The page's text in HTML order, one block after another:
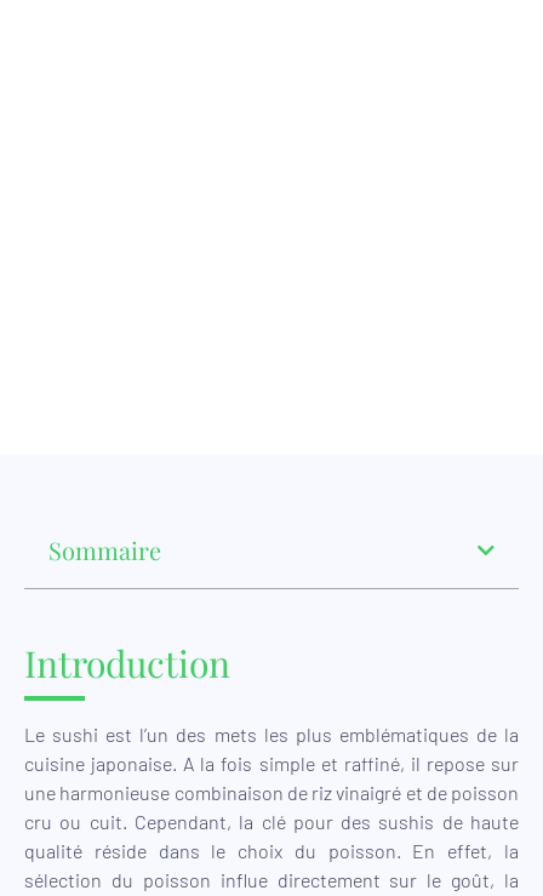
Sommaire
Introduction
Le sushi est l’un des mets les plus emblématiques de la
cuisine japonaise. A la fois simple et raffiné, il repose sur
une harmonieuse combinaison de riz vinaigré et de poisson
cru ou cuit. Cependant, la clé pour des sushis de haute
qualité réside dans le choix du poisson. En effet, la
sélection du poisson influe directement sur le goût, la